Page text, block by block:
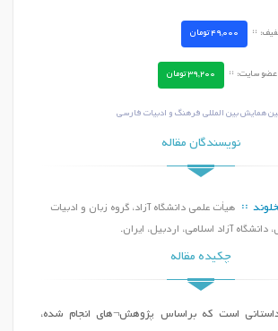
49,000تومان
عضو سایت: 39,200تومان
همایش بین المللی فرهنگ و ادبیات فارسی
نویسندگان مقاله
هیأت علمی دانشگاه آزاد، گروه زبان و ادبیات
دانشگاه آزاد اسلامی، اردبیل، ایران.
چکیده مقاله
است که براساس پژوهش¬های انجام شده،